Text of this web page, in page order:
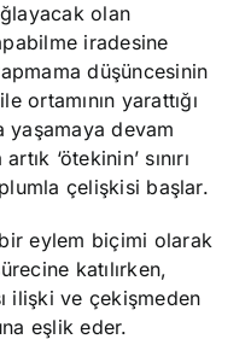
olan
iradesine
düşüncesinin
ortamının yarattığı
yaşamaya devam
‘ötekinin’ sınırı
çelişkisi başlar.
bir eylem biçimi olarak
katılırken,
ilişki ve çekişmeden
eşlik eder.